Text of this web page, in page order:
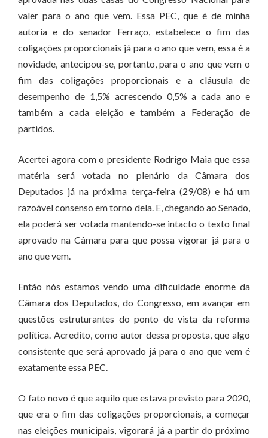
valer para o ano que vem. Essa PEC, que é de minha
autoria e do senador Ferraço, estabelece o fim das
coligações proporcionais já para o ano que vem, essa é a
novidade, antecipou-se, portanto, para o ano que vem o
fim das coligações proporcionais e a cláusula de
desempenho de 1,5% acrescendo 0,5% a cada ano e
também a cada eleição e também a Federação de
partidos.
Acertei agora com o presidente Rodrigo Maia que essa
matéria será votada no plenário da Câmara dos
Deputados já na próxima terça-feira (29/08) e há um
razoável consenso em torno dela. E, chegando ao Senado,
ela poderá ser votada mantendo-se intacto o texto final
aprovado na Câmara para que possa vigorar já para o
ano que vem.
Então nós estamos vendo uma dificuldade enorme da
Câmara dos Deputados, do Congresso, em avançar em
questões estruturantes do ponto de vista da reforma
política. Acredito, como autor dessa proposta, que algo
consistente que será aprovado já para o ano que vem é
exatamente essa PEC.
O fato novo é que aquilo que estava previsto para 2020,
que era o fim das coligações proporcionais, a começar
nas eleições municipais, vigorará já a partir do próximo